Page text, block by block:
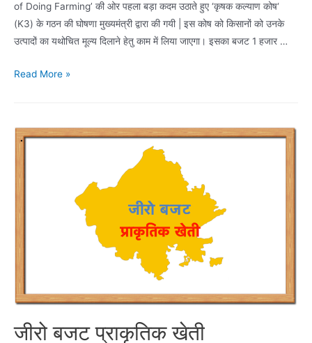
of Doing Farming’ की ओर पहला बड़ा कदम उठाते हुए ‘कृषक कल्याण कोष‘
(K3) के गठन की घोषणा मुख्यमंत्री द्वारा की गयी | इस कोष को किसानों को उनके
उत्पादों का यथोचित मूल्य दिलाने हेतु काम में लिया जाएगा। इसका बजट 1 हजार …
कृषक
–
K3
Read More »
जीरो बजट प्राकृतिक खेती